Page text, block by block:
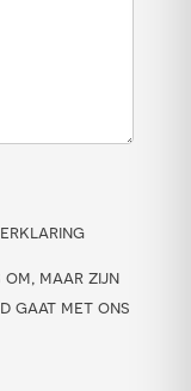
maar zijn
gaat met ons